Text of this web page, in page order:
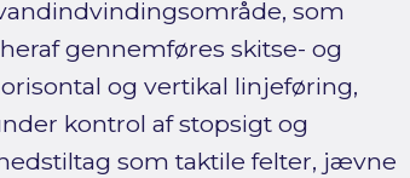
som
gennemføres skitse- og
og vertikal linjeføring,
kontrol af stopsigt og
som taktile felter, jævne